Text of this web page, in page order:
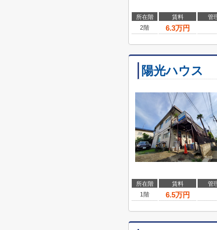
所在階 賃料
管
2階
6.3万円
陽光ハウス
所在階 賃料
管
1階
6.5万円